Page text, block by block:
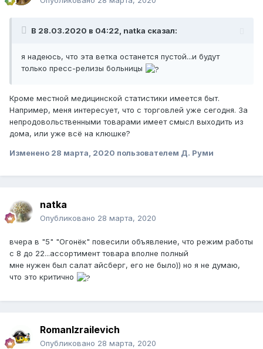
В 28.03.2020 в 04:22, natka сказал:
я надеюсь, что эта ветка останется пустой...и будут
только пресс-релизы больницы
Кроме местной медицинской статистики имеется быт.
Например, меня интересует, что с торговлей уже сегодня. За
непродовольственными товарами имеет смысл выходить из
дома, или уже всё на клюшке?
Изменено 28 марта, 2020 пользователем Д. Руми
natka
Опубликовано 28 марта, 2020
вчера в "5" "Огонёк" повесили объявление, что режим работы
с 8 до 22...ассортимент товара вполне полный
мне нужен был салат айсберг, его не было)) но я не думаю,
что это критично
RomanIzrailevich
Опубликовано 28 марта, 2020